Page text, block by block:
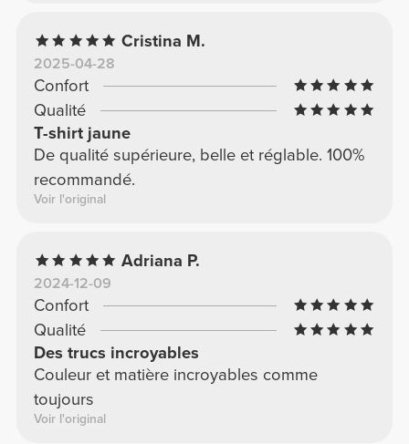
Cristina M.
2025-04-28
Confort
Qualité
T-shirt jaune
De qualité supérieure, belle et réglable. 100%
recommandé.
Voir l'original
Adriana P.
2024-12-09
Confort
Qualité
Des trucs incroyables
Couleur et matière incroyables comme
toujours
Voir l'original